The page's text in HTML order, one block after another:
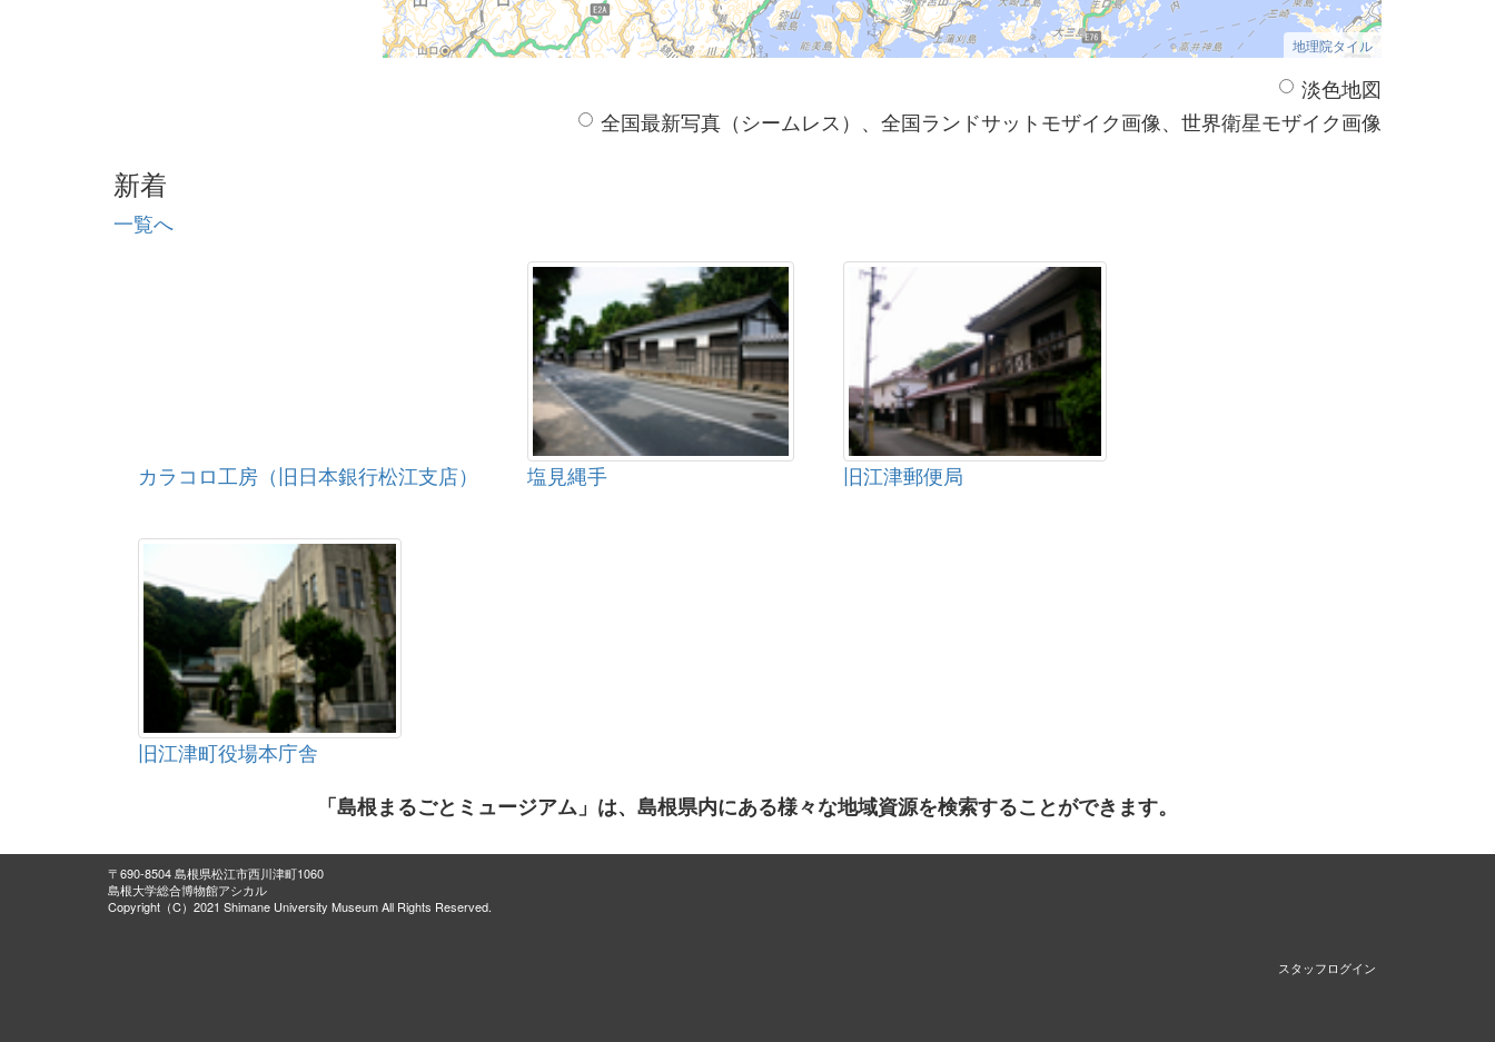
地理院タイル
淡色地図
全国最新写真（シームレス）、全国ランドサットモザイク画像、世界衛星モザイク画像
新着
一覧へ
カラコロ工房（旧日本銀行松江支店） 塩見縄手 旧江津郵便局
旧江津町役場本庁舎
「島根まるごとミュージアム」は、島根県内にある様々な地域資源を検索することができます。
〒690-8504 島根県松江市西川津町1060
島根大学総合博物館アシカル
Copyright（C）2021 Shimane University Museum All Rights Reserved.
スタッフログイン